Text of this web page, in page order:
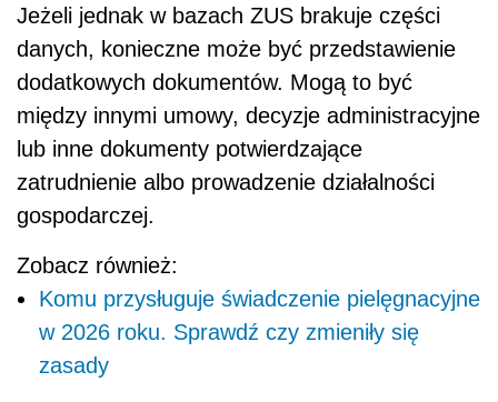
Jeżeli jednak w bazach ZUS brakuje części
danych, konieczne może być przedstawienie
dodatkowych dokumentów. Mogą to być
między innymi umowy, decyzje administracyjne
lub inne dokumenty potwierdzające
zatrudnienie albo prowadzenie działalności
gospodarczej.
Zobacz również:
Komu przysługuje świadczenie pielęgnacyjne
w 2026 roku. Sprawdź czy zmieniły się
zasady